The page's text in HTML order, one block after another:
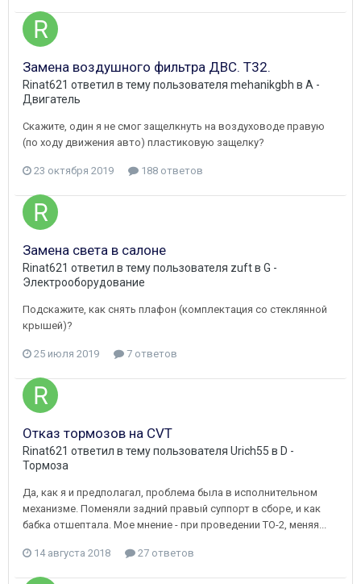
Замена воздушного фильтра ДВС. Т32.
Rinat621 ответил в тему пользователя mehanikgbh в A -
Двигатель
Скажите, один я не смог защелкнуть на воздуховоде правую
(по ходу движения авто) пластиковую защелку?
23 октября 2019 188 ответов
Замена света в салоне
Rinat621 ответил в тему пользователя zuftв G -
Электрооборудование
Подскажите, как снять плафон (комплектация со стеклянной
крышей)?
25 июля 2019 7 ответов
Отказ тормозов на CVT
Rinat621 ответил в тему пользователя Urich55 в D -
Тормоза
Да, как я и предполагал, проблема была в исполнительном
механизме. Поменяли задний правый суппорт в сборе, и как
бабка отшептала. Мое мнение - при проведении ТО-2, меняя...
14 августа 2018 27 ответов